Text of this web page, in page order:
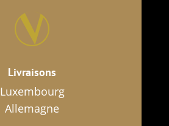
Livraisons
Luxembourg
Allemagne